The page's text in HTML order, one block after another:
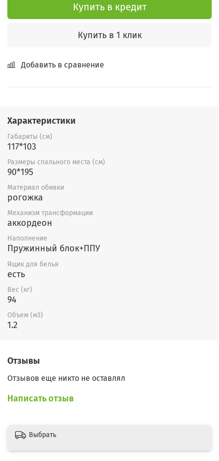
Купить в кредит
Купить в 1 клик
Добавить в сравнение
Характеристики
Габариты (см)
117*103
Размеры спального места (см)
90*195
Материал обивки
рогожка
Механизм трансформации
аккордеон
Наполнение
Пружинный блок+ППУ
Ящик для белья
есть
Вес (кг)
94
Объем (м3)
1.2
Отзывы
Отзывов еще никто не оставлял
Написать отзыв
Выбрать